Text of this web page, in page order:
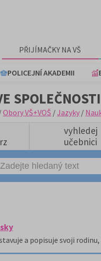
PŘIJÍMAČKY NA VŠ
POLICEJNÍ AKADEMII
SPOLEČNOSTI
Obory VŠ+VOŠ /Jazyky /
vyhledej
učebnici
a popisuje svoji rodinu,